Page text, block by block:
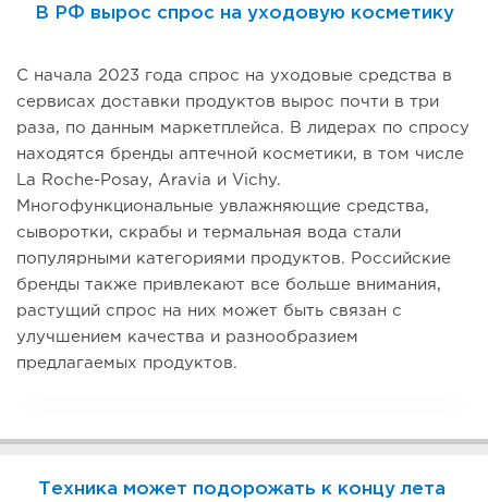
В РФ вырос спрос на уходовую косметику
С начала 2023 года спрос на уходовые средства в
сервисах доставки продуктов вырос почти в три
раза, по данным маркетплейса. В лидерах по спросу
находятся бренды аптечной косметики, в том числе
La Roche-Posay, Aravia и Vichy.
Многофункциональные увлажняющие средства,
сыворотки, скрабы и термальная вода стали
популярными категориями продуктов. Российские
бренды также привлекают все больше внимания,
растущий спрос на них может быть связан с
улучшением качества и разнообразием
предлагаемых продуктов.
Техника может подорожать к концу лета